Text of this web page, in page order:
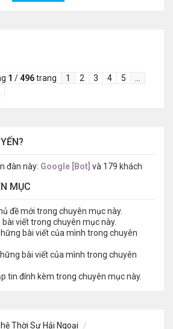
1 /496trang 1 2 3 4 5
đàn này: Google [Bot] và 179 khách
MỤC
đề mới trong chuyên mục này.
bài viết trong chuyên mục này.
bài viết của mình trong chuyên
bài viết của mình trong chuyên
tin đính kèm trong chuyên mục này.
Thời Sự Hải Ngoại